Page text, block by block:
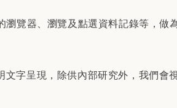
覽器、瀏覽及點選資料記錄等，做
字呈現，除供內部研究外，我們會